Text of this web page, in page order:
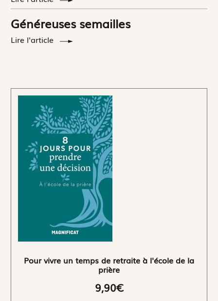
Généreuses semailles
Lire l'article
Pour vivre un temps de retraite à l'école de la
prière
9,90€